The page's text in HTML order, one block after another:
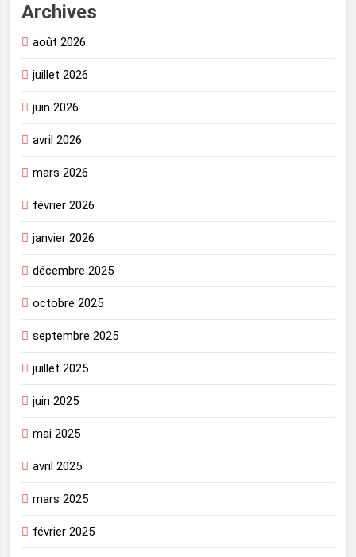
Archives
août 2026
juillet 2026
juin 2026
avril 2026
mars 2026
février 2026
janvier 2026
décembre 2025
octobre 2025
septembre 2025
juillet 2025
juin 2025
mai 2025
avril 2025
mars 2025
février 2025